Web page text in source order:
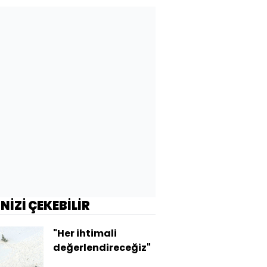
ÇEKEBİLİR
"Her ihtimali
değerlendireceğiz"